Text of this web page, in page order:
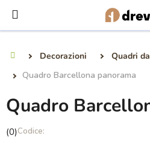
contenuto
Decorazioni Quadri
Quadro Barcellona panorama
Quadro
La
(0)